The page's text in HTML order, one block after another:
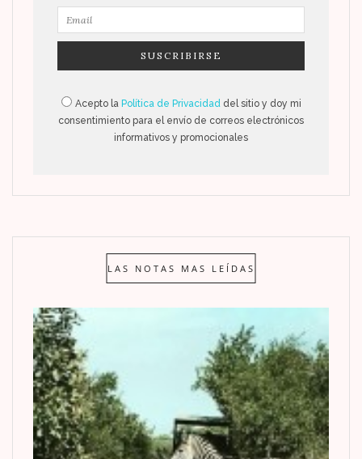
Acepto la Política de Privacidad del sitio y doy mi
consentimiento para el envío de correos electrónicos
informativos y promocionales
LAS NOTAS MAS LEÍDAS